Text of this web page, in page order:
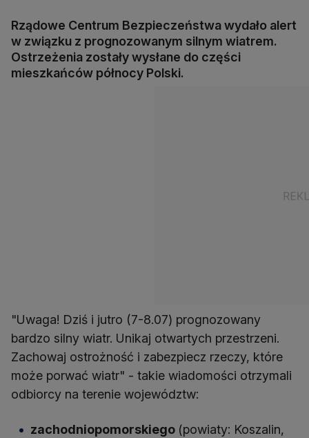
Rządowe Centrum Bezpieczeństwa wydało alert
w związku z prognozowanym silnym wiatrem.
Ostrzeżenia zostały wysłane do części
mieszkańców północy Polski.
"Uwaga! Dziś i jutro (7-8.07) prognozowany
bardzo silny wiatr. Unikaj otwartych przestrzeni.
Zachowaj ostrożność i zabezpiecz rzeczy, które
może porwać wiatr" - takie wiadomości otrzymali
odbiorcy na terenie województw:
zachodniopomorskiego (powiaty: Koszalin,